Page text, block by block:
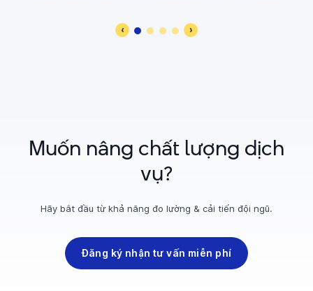
‹ ›
Muốn nâng chất lượng dịch
vụ?
Hãy bắt đầu từ khả năng đo lường & cải tiến đội ngũ.
Đăng ký nhận tư vấn miễn phí